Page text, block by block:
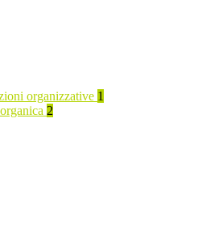
organizzative 1
2